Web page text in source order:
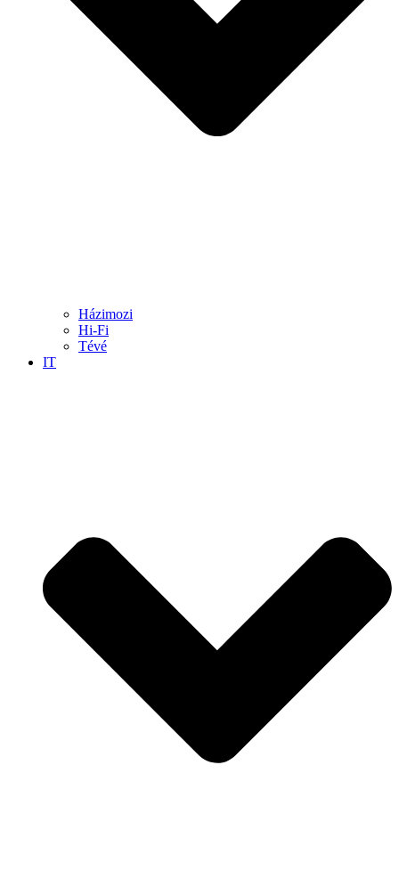
Házimozi
Hi-Fi
Tévé
IT